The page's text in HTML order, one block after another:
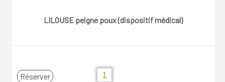
LILOUSE peigne poux (dispositif médical)
Réserver